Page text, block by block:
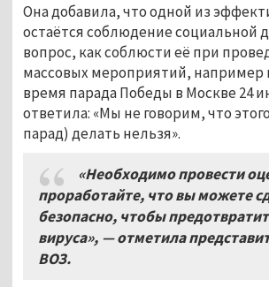
Она добавила, что одной из
остаётся соблюдение социальной
вопрос, как соблюсти её при
массовых мероприятий, например
время парада Победы в Москве 24
ответила: «Мы не говорим, что
парад) делать нельзя».
«Необходимо провести
проработайте, что вы можете
безопасно, чтобы
вируса», — отметила
ВОЗ.